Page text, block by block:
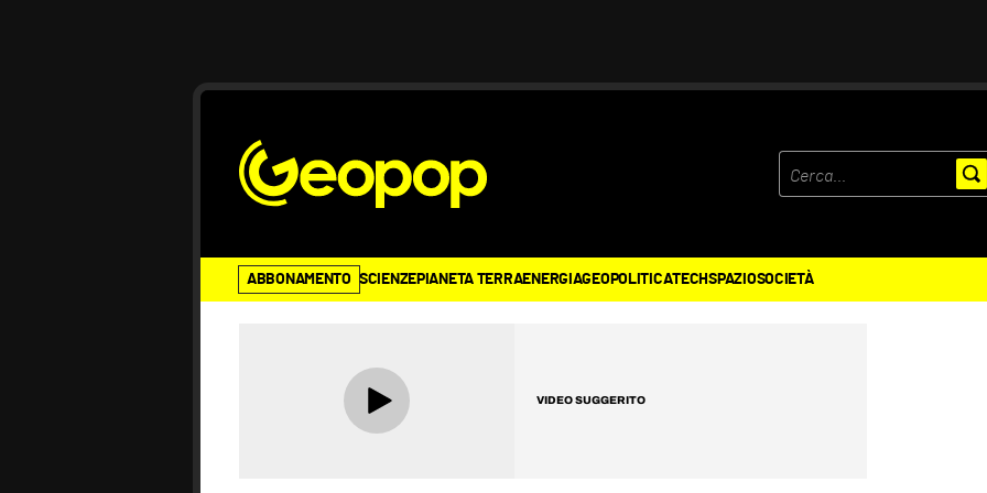
ABBONAMENTO SCIENZEPIANETA TERRAENERGIAGEOPOLITICATECHSPAZIOSOCIETÀ
VIDEO SUGGERITO